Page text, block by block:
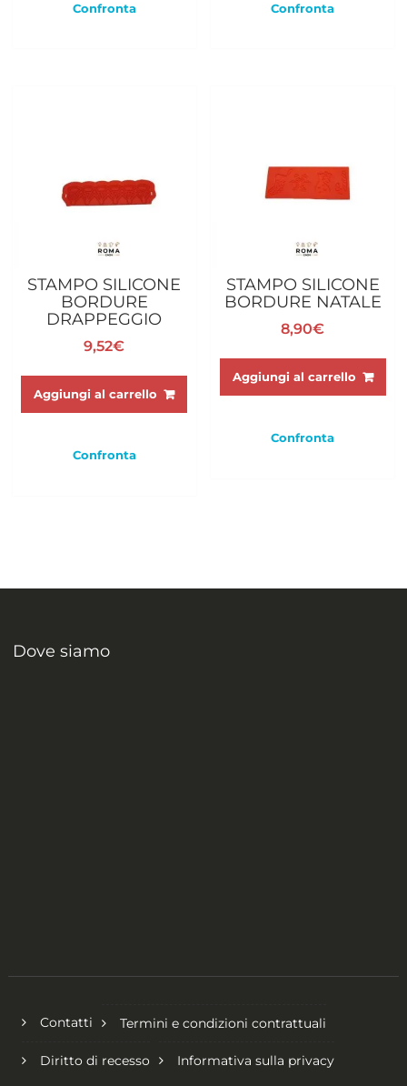
Confronta Confronta
STAMPO SILICONE
BORDURE
DRAPPEGGIO
9,52€
Aggiungi al carrello
Confronta
STAMPO SILICONE
BORDURE NATALE
8,90€
Aggiungi al carrello
Confronta
Dove siamo
Contatti Termini e condizioni contrattuali
Diritto di recesso Informativa sulla privacy